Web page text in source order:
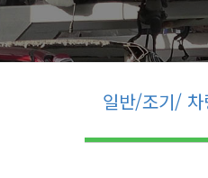
일반/조기/